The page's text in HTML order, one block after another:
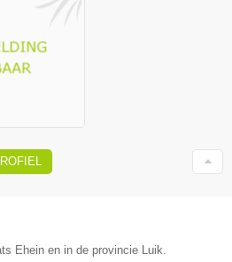
Ehein en in de provincie Luik.